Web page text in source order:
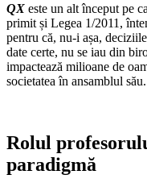
QX este un alt început pe
primit și Legea 1/2011,
pentru că, nu-i așa,
date certe, nu se iau din
impactează milioane de
societatea în ansamblul său.
Rolul
paradigmă